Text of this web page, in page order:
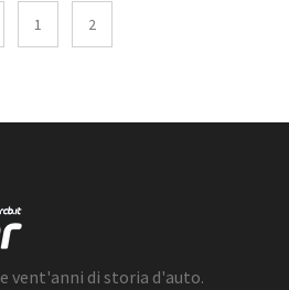
1 2
vent'anni di storia d'auto.